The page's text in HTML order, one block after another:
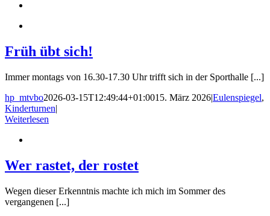
Früh übt sich!
Immer montags von 16.30-17.30 Uhr trifft sich in der Sporthalle [...]
hp_mtvbo2026-03-15T12:49:44+01:0015. März 2026|Eulenspiegel,
Kinderturnen|
Weiterlesen
Wer rastet, der rostet
Wegen dieser Erkenntnis machte ich mich im Sommer des
vergangenen [...]